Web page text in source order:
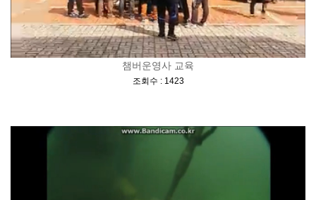
챔버운영사 교육
조회수 : 1423]